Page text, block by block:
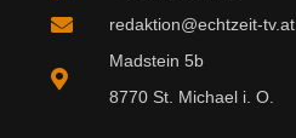
redaktion@echtzeit-tv.at
Madstein 5b
8770 St. Michael i. O.